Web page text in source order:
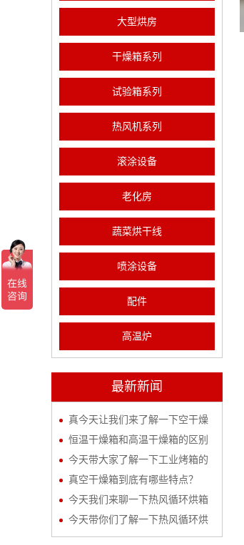
大型烘房
干燥箱系列
试验箱系列
热风机系列
滚涂设备
老化房
蔬菜烘干线
喷涂设备
配件
高温炉
最新新闻
真今天让我们来了解一下空干燥
恒温干燥箱和高温干燥箱的区别
今天带大家了解一下工业烤箱的
真空干燥箱到底有哪些特点？
今天我们来聊一下热风循环烘箱
今天带你们了解一下热风循环烘